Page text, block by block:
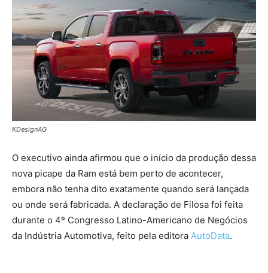
KDesignAG
O executivo ainda afirmou que o início da produção dessa
nova picape da Ram está bem perto de acontecer,
embora não tenha dito exatamente quando será lançada
ou onde será fabricada. A declaração de Filosa foi feita
durante o 4º Congresso Latino-Americano de Negócios
da Indústria Automotiva, feito pela editora AutoData.